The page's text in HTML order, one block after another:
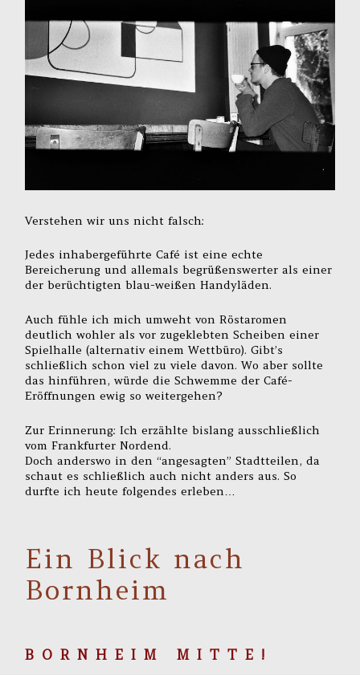
Verstehen wir uns nicht falsch:
Jedes inhabergeführte Café ist eine echte
Bereicherung und allemals begrüßenswerter als einer
der berüchtigten blau-weißen Handyläden.
Auch fühle ich mich umweht von Röstaromen
deutlich wohler als vor zugeklebten Scheiben einer
Spielhalle (alternativ einem Wettbüro). Gibt’s
schließlich schon viel zu viele davon. Wo aber sollte
das hinführen, würde die Schwemme der Café-
Eröffnungen ewig so weitergehen?
Zur Erinnerung: Ich erzählte bislang ausschließlich
vom Frankfurter Nordend.
Doch anderswo in den “angesagten” Stadtteilen, da
schaut es schließlich auch nicht anders aus. So
durfte ich heute folgendes erleben…
Ein Blick nach
Bornheim
B O R N H E I M M I T T E !